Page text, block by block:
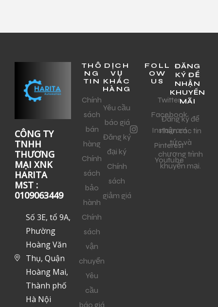
CÔNG TY
TNHH
THƯƠNG
MẠI XNK
HARITA
MST :
0109063449
Số 3E, tổ 9A,
Phường
Hoàng Văn
Thụ, Quận
Hoàng Mai,
Thành phố
Hà Nội
THÔ
NG
TIN
Chính
sách
bán
hàng
Chính
sách
bảo
hành
Chính
sách
vận
chuyển
Yêu
cầu
báo giá
DỊCH
VỤ
KHÁC
HÀNG
Yêu cầu
báo giá
Đăng ký
đại ký
Chính
sách
giảm giá
FOLL
OW
US
Twitter
Facebook
Instagram
Pinterest
Youtube
ĐĂNG
KÝ ĐỂ
NHẬN
KHUYẾN
MÃI
Đăng ký để
nhận các tin
tức và
chương trình
khuyến mại.